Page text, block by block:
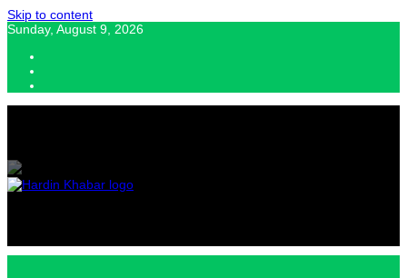
Skip to content
Sunday, August 9, 2026